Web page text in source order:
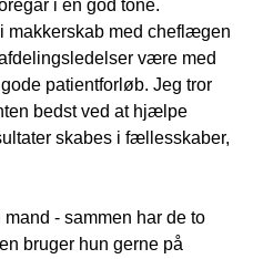
i en god tone.
makkerskab med cheflægen
være med
patientforløb. Jeg tror
bedst ved at hjælpe
skabes i fællesskaber,
- sammen har de to
bruger hun gerne på